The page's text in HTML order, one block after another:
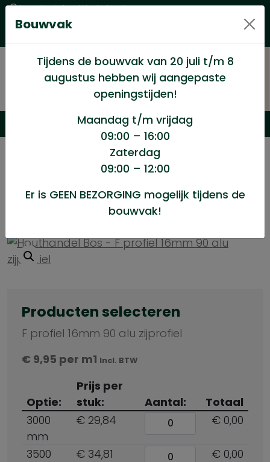
Levering in heel Nederland
Goede kwaliteitsproducten met een eerlijke prijs
Polycarbonaatplaten
F profiel 16mm 90 alu zijprofiel
F profiel 16mm 90 alu zijprofiel
Producten selecteren
F profiel 16mm 90 alu zijprofiel
€ 9,95 per m1 Incl. BTW
Optie:
Prijs per
stuk:
Aantal:
Totaal
3000
mm
€ 29,84 € 0,00
3500
€ 34,81 € 0,00
Bouwvak
Tijdens de bouwvak van 20 juli t/m 8
augustus hebben wij aangepaste
openingstijden!
Maandag t/m vrijdag
09:00 – 16:00
Zaterdag
09:00 – 12:00
Er is GEEN BEZORGING mogelijk tijdens de
bouwvak!